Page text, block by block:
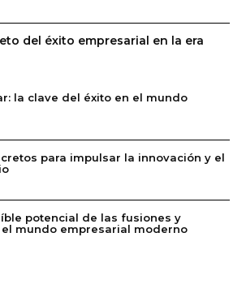
del éxito empresarial en la era
la clave del éxito en el mundo
para impulsar la innovación y el
potencial de las fusiones y
mundo empresarial moderno